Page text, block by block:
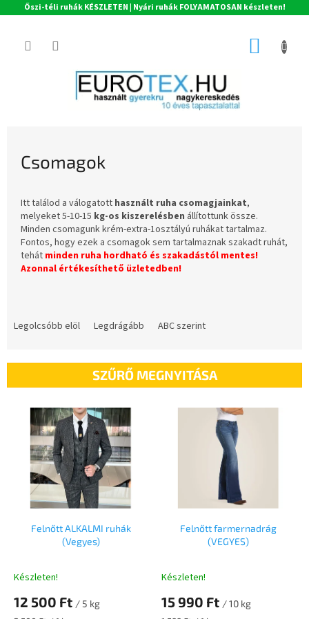
Őszi-téli ruhák KÉSZLETEN | Nyári ruhák FOLYAMATOSAN készleten!
KOSÁR
Csomagok
Itt találod a válogatott használt ruha csomagjainkat,
melyeket 5-10-15 kg-os kiszerelésben állítottunk össze.
Minden csomagunk krém-extra-1osztályú ruhákat tartalmaz.
Fontos, hogy ezek a csomagok sem tartalmaznak szakadt ruhát,
tehát minden ruha hordható és szakadástól mentes!
Azonnal értékesíthető üzletedben!
k
Legolcsóbb elöl Legdrágább ABC szerint
SZŰRŐ MEGNYITÁSA
Felnőtt ALKALMI ruhák
(Vegyes)
Készleten!
12 500 Ft / 5 kg
Felnőtt farmernadrág
(VEGYES)
Készleten!
15 990 Ft / 10 kg